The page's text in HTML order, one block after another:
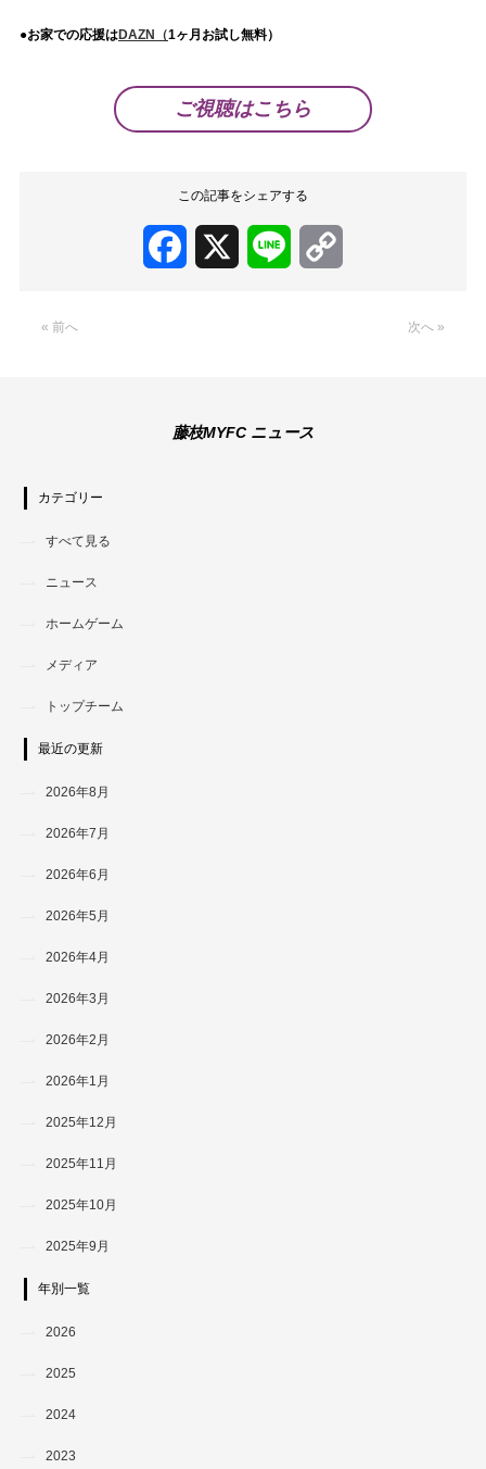
●お家での応援はDAZN（1ヶ月お試し無料）
ご視聴はこちら
この記事をシェアする
Facebook Line
« 前へ 次へ »
藤枝MYFC ニュース
カテゴリー
すべて見る
ニュース
ホームゲーム
メディア
トップチーム
最近の更新
2026年8月
2026年7月
2026年6月
2026年5月
2026年4月
2026年3月
2026年2月
2026年1月
2025年12月
2025年11月
2025年10月
2025年9月
年別一覧
2026
2025
2024
2023